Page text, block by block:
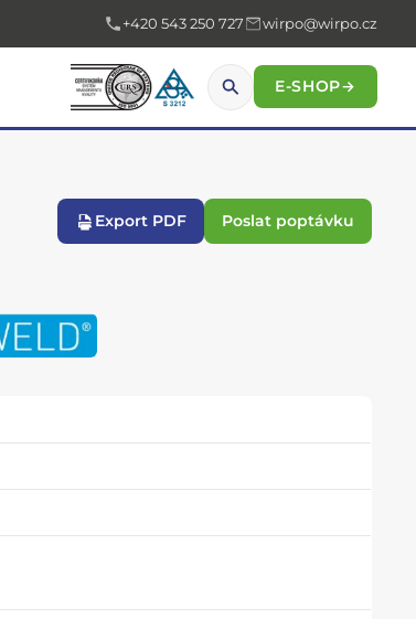
+420 543 250 727 wirpo@wirpo.cz
E-SHOP→
Export PDF Poslat poptávku